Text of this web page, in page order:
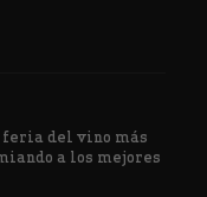
feria del vino más
a los mejores